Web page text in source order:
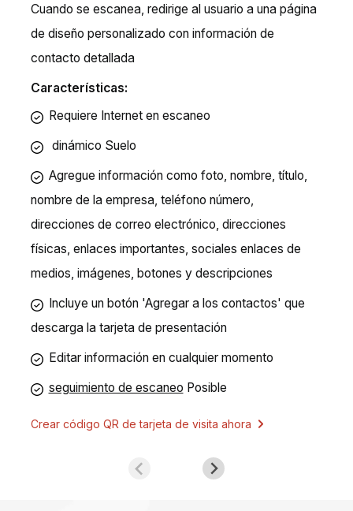
Cuando se escanea, redirige al usuario a una página
de diseño personalizado con información de
contacto detallada
Características:
Requiere Internet en escaneo
dinámico Suelo
Agregue información como foto, nombre, título,
nombre de la empresa, teléfono número,
direcciones de correo electrónico, direcciones
físicas, enlaces importantes, sociales enlaces de
medios, imágenes, botones y descripciones
Incluye un botón 'Agregar a los contactos' que
descarga la tarjeta de presentación
Editar información en cualquier momento
seguimiento de escaneo Posible
Crear código QR de tarjeta de visita ahora